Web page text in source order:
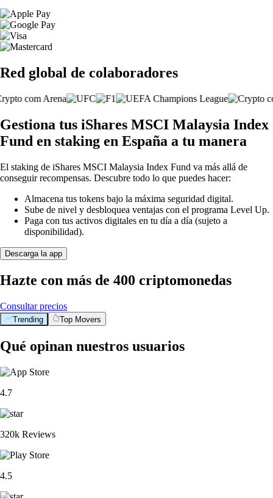
Red global de colaboradores
Gestiona tus iShares MSCI Malaysia Index
Fund en staking en España a tu manera
El staking de iShares MSCI Malaysia Index Fund va más allá de
conseguir recompensas. Descubre todo lo que puedes hacer:
Almacena tus tokens bajo la máxima seguridad digital.
Sube de nivel y desbloquea ventajas con el programa Level Up.
Paga con tus activos digitales en tu día a día (sujeto a
disponibilidad).
Descarga la app
Hazte con más de 400 criptomonedas
Consultar precios
Trending Top Movers
Qué opinan nuestros usuarios
4.7
320k Reviews
4.5